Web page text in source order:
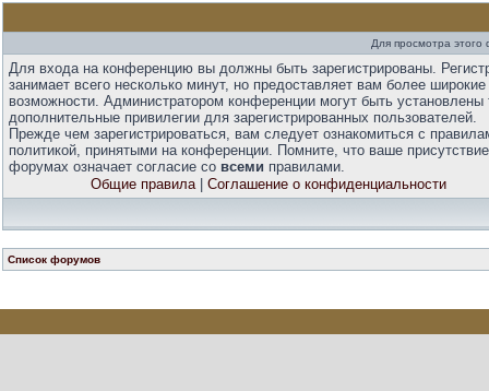
Для просмотра
Для входа на конференцию вы должны быть зарегистрированы.
занимает всего несколько минут, но предоставляет вам более широкие
возможности. Администратором конференции могут быть установлены
дополнительные привилегии для зарегистрированных пользователей.
Прежде чем зарегистрироваться, вам следует ознакомиться с
политикой, принятыми на конференции. Помните, что ваше
форумах означает согласие со всеми правилами.
Общие правила| Соглашение о конфиденциальности
Список форумов